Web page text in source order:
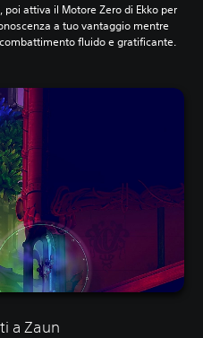
attiva il Motore Zero di Ekko per
a tuo vantaggio mentre
fluido e gratificante.
a Zaun